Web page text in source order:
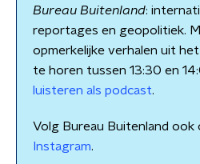
Bureau Buitenland:
reportages en geopolitiek.
opmerkelijke verhalen uit
te horen tussen 13:30 en
luisteren als podcast.
Volg Bureau Buitenland ook
Instagram.